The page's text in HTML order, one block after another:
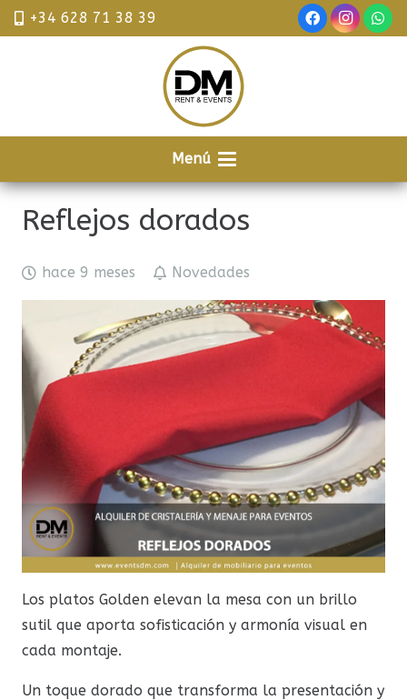
+34 628 71 38 39
Menú
Reflejos dorados
hace 9 meses Novedades
Los platos Golden elevan la mesa con un brillo
sutil que aporta sofisticación y armonía visual en
cada montaje.
Un toque dorado que transforma la presentación y